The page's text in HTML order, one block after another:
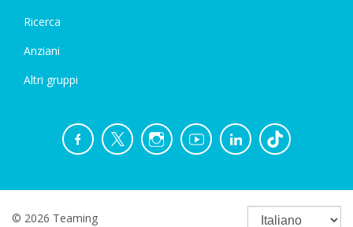
Ricerca
Anziani
Altri gruppi
© 2026 Teaming